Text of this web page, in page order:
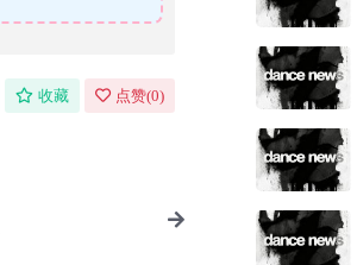
收藏 点赞(0)